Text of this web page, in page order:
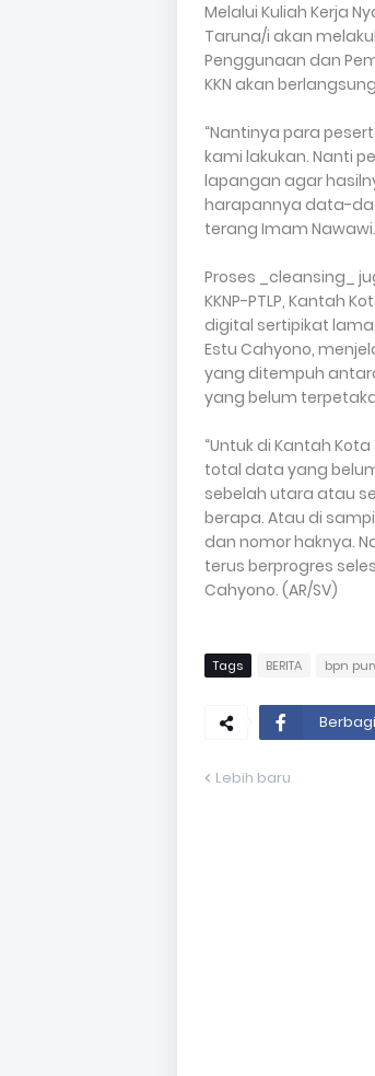
Melalui Kuliah Kerja
Taruna/i akan
Penggunaan dan
KKN akan
“Nantinya para
kami lakukan. Nanti
lapangan agar
harapannya data-
terang Imam Nawawi.
Proses _cleansing_
KKNP-PTLP, Kantah
digital sertipikat
Estu Cahyono,
yang ditempuh
yang belum
“Untuk di Kantah
total data yang
sebelah utara atau
berapa. Atau di
dan nomor haknya.
terus berprogres
Cahyono. (AR/SV)
Tags BERITA bpn
Berbagi
Lebih baru